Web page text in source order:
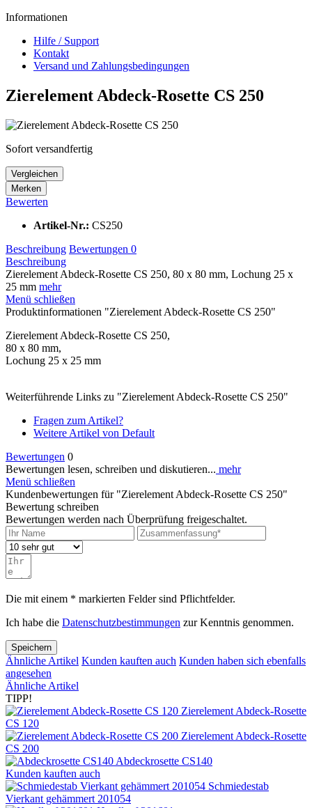
Informationen
Hilfe / Support
Kontakt
Versand und Zahlungsbedingungen
Zierelement Abdeck-Rosette CS 250
Sofort versandfertig
Vergleichen
Merken
Bewerten
Artikel-Nr.: CS250
Beschreibung Bewertungen 0
Beschreibung
Zierelement Abdeck-Rosette CS 250, 80 x 80 mm, Lochung 25 x
25 mm mehr
Menü schließen
Produktinformationen "Zierelement Abdeck-Rosette CS 250"
Zierelement Abdeck-Rosette CS 250,
80 x 80 mm,
Lochung 25 x 25 mm
Weiterführende Links zu "Zierelement Abdeck-Rosette CS 250"
Fragen zum Artikel?
Weitere Artikel von Default
Bewertungen 0
Bewertungen lesen, schreiben und diskutieren... mehr
Menü schließen
Kundenbewertungen für "Zierelement Abdeck-Rosette CS 250"
Bewertung schreiben
Bewertungen werden nach Überprüfung freigeschaltet.
Die mit einem * markierten Felder sind Pflichtfelder.
Ich habe die Datenschutzbestimmungen zur Kenntnis genommen.
Speichern
Ähnliche Artikel Kunden kauften auch Kunden haben sich ebenfalls
angesehen
Ähnliche Artikel
TIPP!
Zierelement Abdeck-Rosette
CS 120
Zierelement Abdeck-Rosette
CS 200
Abdeckrosette CS140
Kunden kauften auch
Schmiedestab
Vierkant gehämmert 201054